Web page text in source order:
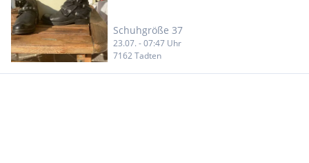
Schuhgröße 37
23.07. - 07:47 Uhr
7162 Tadten